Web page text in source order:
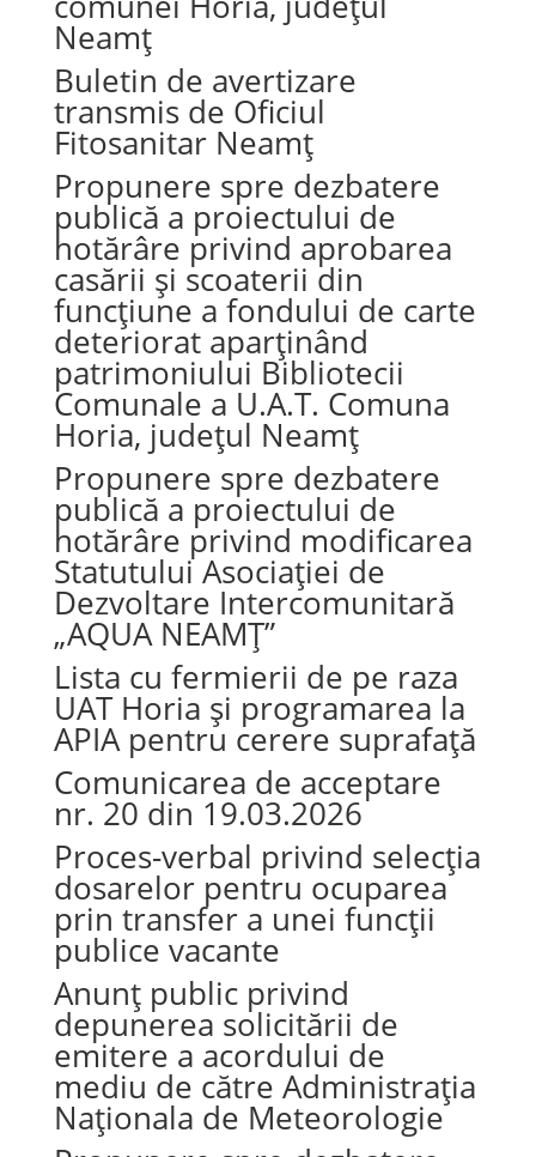
Neamț
Buletin de avertizare
transmis de Oficiul
Fitosanitar Neamț
Propunere spre dezbatere
publică a proiectului de
hotărâre privind aprobarea
casării și scoaterii din
funcțiune a fondului de carte
deteriorat aparținând
patrimoniului Bibliotecii
Comunale a U.A.T. Comuna
Horia, județul Neamț
Propunere spre dezbatere
publică a proiectului de
hotărâre privind modificarea
Statutului Asociației de
Dezvoltare Intercomunitară
„AQUA NEAMȚ”
Lista cu fermierii de pe raza
UAT Horia și programarea la
APIA pentru cerere suprafață
Comunicarea de acceptare
nr. 20 din 19.03.2026
Proces-verbal privind selecția
dosarelor pentru ocuparea
prin transfer a unei funcții
publice vacante
Anunț public privind
depunerea solicitării de
emitere a acordului de
mediu de către Administrația
Naționala de Meteorologie